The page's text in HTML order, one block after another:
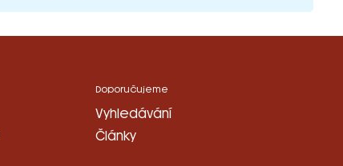
Doporučujeme
Vyhledávání
Články